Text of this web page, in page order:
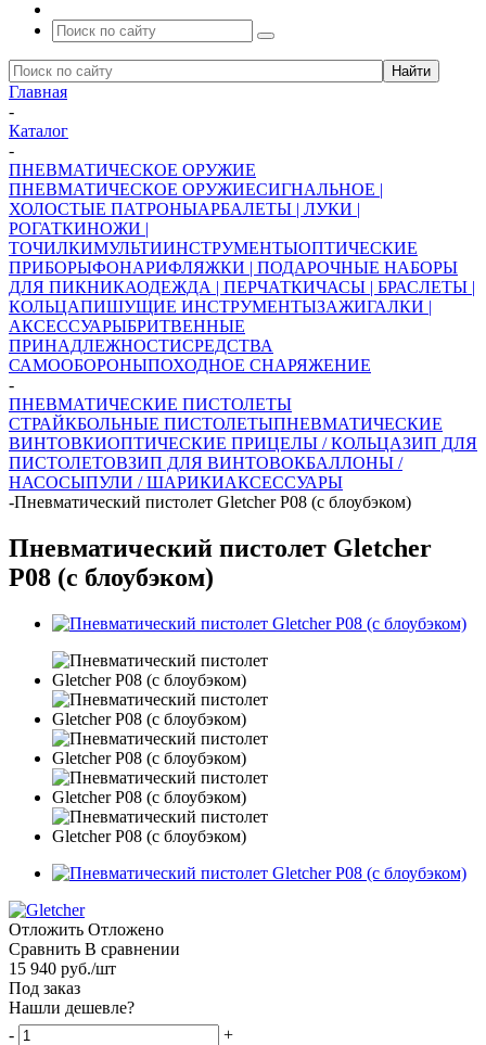
Главная
-
Каталог
-
ПНЕВМАТИЧЕСКОЕ ОРУЖИЕ
ПНЕВМАТИЧЕСКОЕ ОРУЖИЕСИГНАЛЬНОЕ |
ХОЛОСТЫЕ ПАТРОНЫАРБАЛЕТЫ | ЛУКИ |
РОГАТКИНОЖИ |
ТОЧИЛКИМУЛЬТИИНСТРУМЕНТЫОПТИЧЕСКИЕ
ПРИБОРЫФОНАРИФЛЯЖКИ | ПОДАРОЧНЫЕ НАБОРЫ
ДЛЯ ПИКНИКАОДЕЖДА | ПЕРЧАТКИЧАСЫ | БРАСЛЕТЫ |
КОЛЬЦАПИШУЩИЕ ИНСТРУМЕНТЫЗАЖИГАЛКИ |
АКСЕССУАРЫБРИТВЕННЫЕ
ПРИНАДЛЕЖНОСТИСРЕДСТВА
САМООБОРОНЫПОХОДНОЕ СНАРЯЖЕНИЕ
-
ПНЕВМАТИЧЕСКИЕ ПИСТОЛЕТЫ
СТРАЙКБОЛЬНЫЕ ПИСТОЛЕТЫПНЕВМАТИЧЕСКИЕ
ВИНТОВКИОПТИЧЕСКИЕ ПРИЦЕЛЫ / КОЛЬЦАЗИП ДЛЯ
ПИСТОЛЕТОВЗИП ДЛЯ ВИНТОВОКБАЛЛОНЫ /
НАСОСЫПУЛИ / ШАРИКИАКСЕССУАРЫ
-Пневматический пистолет Gletcher P08 (с блоубэком)
Пневматический пистолет Gletcher
P08 (с блоубэком)
Отложить Отложено
Сравнить В сравнении
15 940 руб./шт
Под заказ
Нашли дешевле?
-
+